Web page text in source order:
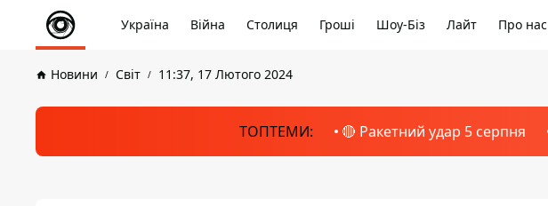
Україна Війна Столиця Гроші Шоу-Біз Лайт Про нас
Новини Світ 11:37, 17 Лютого 2024
ТОПТЕМИ: 🔴 Ракетний удар 5 серпня